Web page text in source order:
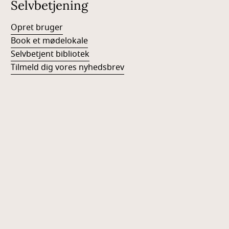
Selvbetjening
Opret bruger
Book et mødelokale
Selvbetjent bibliotek
Tilmeld dig vores nyhedsbrev